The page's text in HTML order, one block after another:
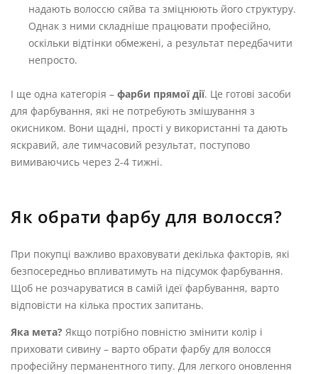
надають волоссю сяйва та зміцнюють його структуру.
Однак з ними складніше працювати професійно,
оскільки відтінки обмежені, а результат передбачити
непросто.
І ще одна категорія – фарби прямої дії. Це готові засоби
для фарбування, які не потребують змішування з
окисником. Вони щадні, прості у використанні та дають
яскравий, але тимчасовий результат, поступово
вимиваючись через 2-4 тижні.
Як обрати фарбу для волосся?
При покупці важливо враховувати декілька факторів, які
безпосередньо впливатимуть на підсумок фарбування.
Щоб не розчаруватися в самій ідеї фарбування, варто
відповісти на кілька простих запитань.
Яка мета? Якщо потрібно повністю змінити колір і
приховати сивину – варто обрати фарбу для волосся
професійну перманентного типу. Для легкого оновлення